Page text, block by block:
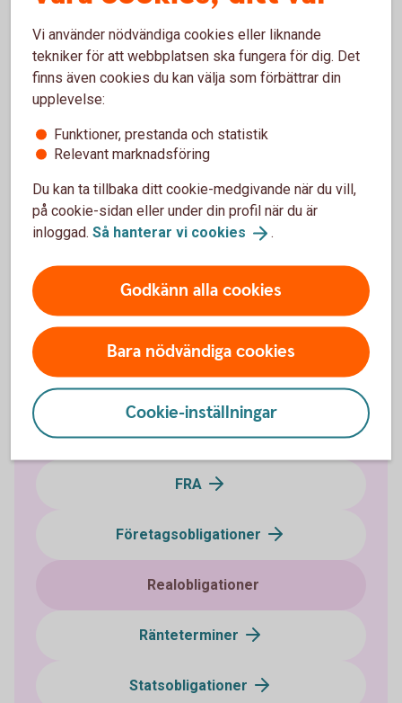
Vanliga frågor och svar om
Realobligationer
Vilka faciliteter behövs för att kunna handla?
Ränteplaceringar
Bostadsobligationer
Certifikat
FRA
Företagsobligationer
Realobligationer
Ränteterminer
Statsobligationer
Vi använder nödvändiga cookies eller liknande
tekniker för att webbplatsen ska fungera för dig. Det
finns även cookies du kan välja som förbättrar din
upplevelse:
Funktioner, prestanda och statistik
Relevant marknadsföring
Du kan ta tillbaka ditt cookie-medgivande när du vill,
på cookie-sidan eller under din profil när du är
inloggad. Så hanterar vi cookies .
Godkänn alla cookies
Bara nödvändiga cookies
Cookie-inställningar